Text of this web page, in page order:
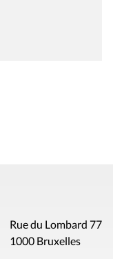
Rue du Lombard 77
1000 Bruxelles